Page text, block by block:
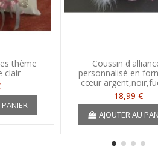
thème
clair
Coussin
personnalisé en
cœur
18,99 €
AJOUTER AU